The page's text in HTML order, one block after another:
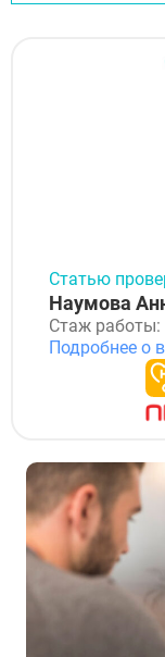
Статью
Наумова
Стаж работы:
Подробнее о